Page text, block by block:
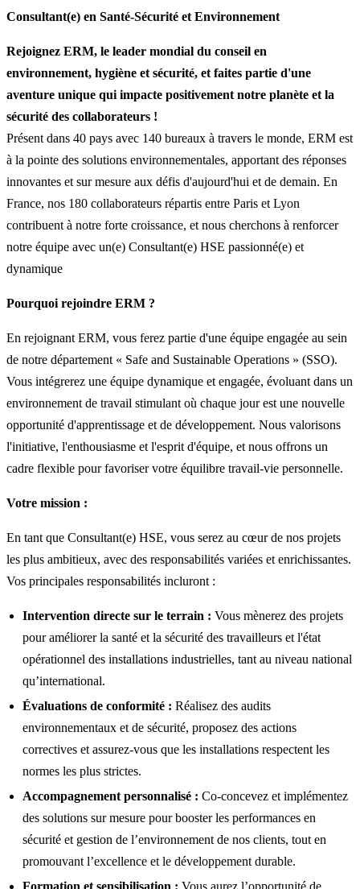
Consultant(e) en Santé-Sécurité et Environnement
Rejoignez ERM, le leader mondial du conseil en
environnement, hygiène et sécurité, et faites partie d'une
aventure unique qui impacte positivement notre planète et la
sécurité des collaborateurs !
Présent dans 40 pays avec 140 bureaux à travers le monde, ERM est
à la pointe des solutions environnementales, apportant des réponses
innovantes et sur mesure aux défis d'aujourd'hui et de demain. En
France, nos 180 collaborateurs répartis entre Paris et Lyon
contribuent à notre forte croissance, et nous cherchons à renforcer
notre équipe avec un(e) Consultant(e) HSE passionné(e) et
dynamique
Pourquoi rejoindre ERM ?
En rejoignant ERM, vous ferez partie d'une équipe engagée au sein
de notre département « Safe and Sustainable Operations » (SSO).
Vous intégrerez une équipe dynamique et engagée, évoluant dans un
environnement de travail stimulant où chaque jour est une nouvelle
opportunité d'apprentissage et de développement. Nous valorisons
l'initiative, l'enthousiasme et l'esprit d'équipe, et nous offrons un
cadre flexible pour favoriser votre équilibre travail-vie personnelle.
Votre mission :
En tant que Consultant(e) HSE, vous serez au cœur de nos projets
les plus ambitieux, avec des responsabilités variées et enrichissantes.
Vos principales responsabilités incluront :
Intervention directe sur le terrain : Vous mènerez des projets
pour améliorer la santé et la sécurité des travailleurs et l'état
opérationnel des installations industrielles, tant au niveau national
qu’international.
Évaluations de conformité : Réalisez des audits
environnementaux et de sécurité, proposez des actions
correctives et assurez-vous que les installations respectent les
normes les plus strictes.
Accompagnement personnalisé : Co-concevez et implémentez
des solutions sur mesure pour booster les performances en
sécurité et gestion de l’environnement de nos clients, tout en
promouvant l’excellence et le développement durable.